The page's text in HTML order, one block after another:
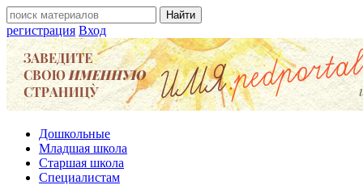
регистрация Вход
Дошкольные
Младшая школа
Старшая школа
Специалистам